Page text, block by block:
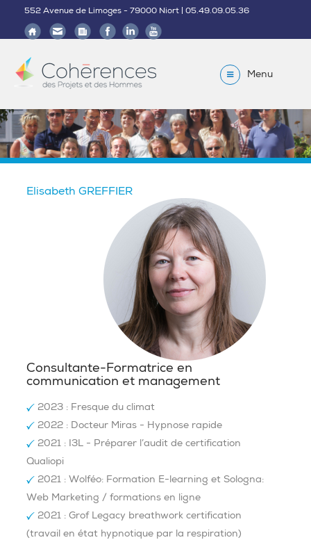
552 Avenue de Limoges - 79000 Niort | 05.49.09.05.36
Menu
Elisabeth GREFFIER
Consultante-Formatrice en
communication et management
2023 : Fresque du climat
2022 : Docteur Miras - Hypnose rapide
2021 : I3L - Préparer l’audit de certification
Qualiopi
2021 : Wolféo: Formation E-learning et Sologna:
Web Marketing / formations en ligne
2021 : Grof Legacy breathwork certification
(travail en état hypnotique par la respiration)